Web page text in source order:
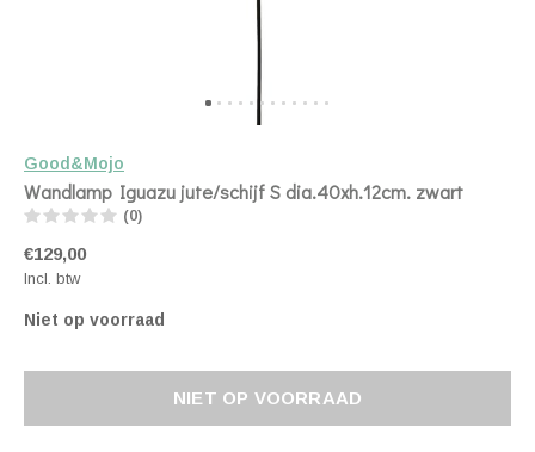
Good&Mojo
Wandlamp Iguazu jute/schijf S dia.40xh.12cm. zwart
(0)
€129,00
Incl. btw
Niet op voorraad
NIET OP VOORRAAD